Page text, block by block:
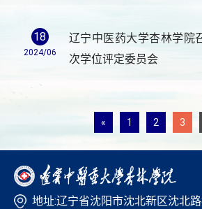
18
2024/06
辽宁中医药大学杏林学院
次学位评定委员会
« 1 2 3
地址:辽宁省沈阳市沈北新区沈北